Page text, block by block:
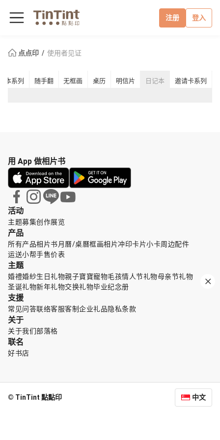
注册 登入
点点印 使用者见证
本系列 随手翻 无框画 桌历 明信片 日记本 邀请卡系列
活动
主题募集创作展览
产品
所有产品相片书月曆/桌曆框画相片冲印卡片小卡周边配件
运送小帮手售价表
主题
婚禮婚紗生日礼物親子寶寶寵物毛孩情人节礼物母亲节礼物
圣诞礼物新年礼物交换礼物毕业纪念册
支援
常见问答联络客服客制企业礼品隐私条款
关于
关于我们部落格
联名
好书店
用 App 做相片书
© TinTint 點點印 中文